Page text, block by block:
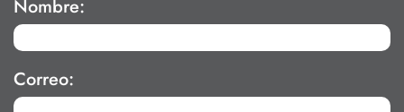
Nombre:
Correo: